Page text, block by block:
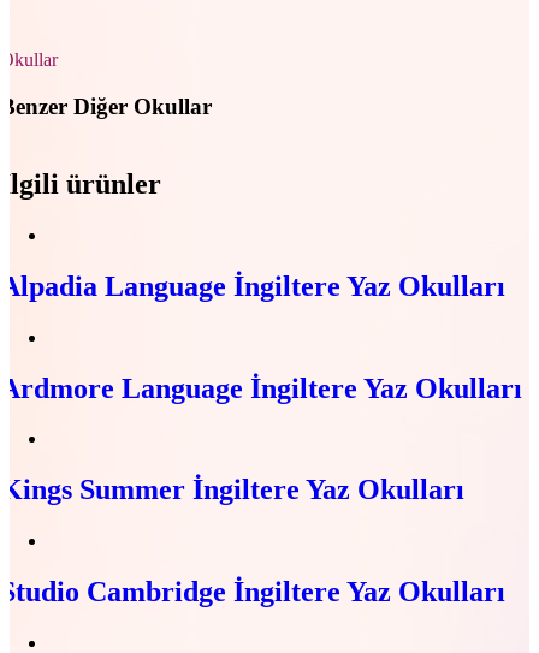
Okullar
Benzer Diğer Okullar
İlgili ürünler
Alpadia Language İngiltere Yaz Okulları
Ardmore Language İngiltere Yaz Okulları
Kings Summer İngiltere Yaz Okulları
Studio Cambridge İngiltere Yaz Okulları